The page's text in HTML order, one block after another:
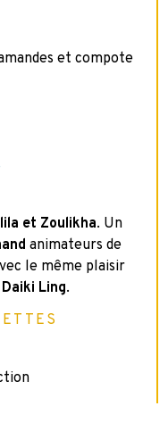
et compote
et Zoulikha. Un
animateurs de
le même plaisir
Daiki Ling.